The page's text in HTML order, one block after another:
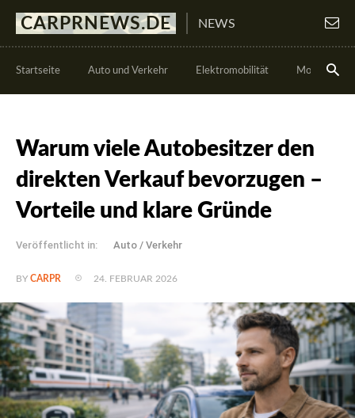
CARPRNEWS.DE NEWS
Startseite Auto und Verkehr Elektromobilität Motorsport
Warum viele Autobesitzer den
direkten Verkauf bevorzugen –
Vorteile und klare Gründe
Veröffentlicht in: Auto / Verkehr
BY CARPR 24. FEBRUAR 2026